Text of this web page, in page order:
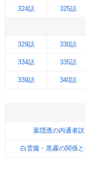
324話 325話
329話 330話
334話 335話
339話 340話
葉隠透の内通者説
白雲朧・黒霧の関係と